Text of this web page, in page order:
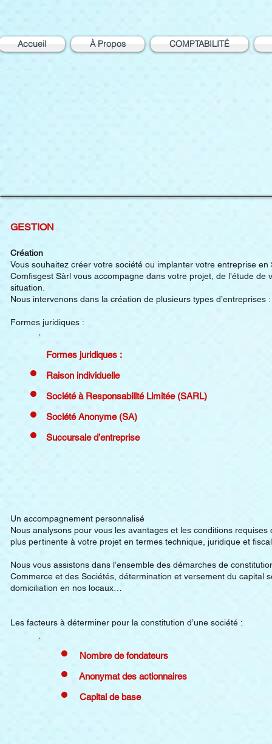
Accueil À Propos COMPTABILITÉ
GESTION
Création
Vous souhaitez créer votre société ou implanter votre entreprise en
Comfisgest Sàrl vous accompagne dans votre projet, de l’étude
situation.
Nous intervenons dans la création de plusieurs types d’entreprises :
Formes juridiques :
Un accompagnement personnalisé
Nous analysons pour vous les avantages et les conditions
plus pertinente à votre projet en termes technique, juridique et
Nous vous assistons dans l’ensemble des démarches de
Commerce et des Sociétés, détermination et versement du capital
domiciliation en nos locaux…
Les facteurs à déterminer pour la constitution d’une société :
Nombre de fondateurs
Anonymat des actionnaires
Capital de base
Formes juridiques :
Raison individuelle
Société à Responsabilité Limitée (SARL)
Société Anonyme (SA)
Succursale d’entreprise